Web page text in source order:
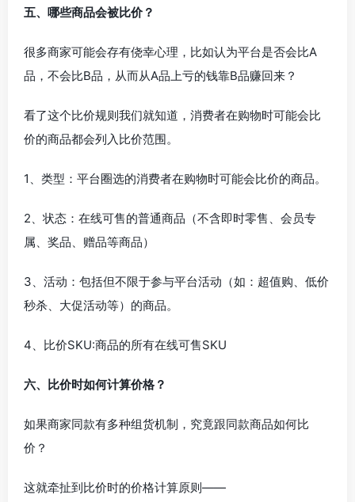
五、哪些商品会被比价？
很多商家可能会存有侥幸心理，比如认为平台是否会比A
品，不会比B品，从而从A品上亏的钱靠B品赚回来？
看了这个比价规则我们就知道，消费者在购物时可能会比
价的商品都会列入比价范围。
1、类型：平台圈选的消费者在购物时可能会比价的商品。
2、状态：在线可售的普通商品（不含即时零售、会员专
属、奖品、赠品等商品）
3、活动：包括但不限于参与平台活动（如：超值购、低价
秒杀、大促活动等）的商品。
4、比价SKU:商品的所有在线可售SKU
六、比价时如何计算价格？
如果商家同款有多种组货机制，究竟跟同款商品如何比
价？
这就牵扯到比价时的价格计算原则——